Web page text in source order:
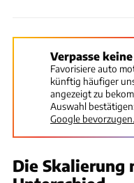
Verpasse
Favorisiere auto
künftig häufiger
angezeigt zu
Auswahl
Google bevorzugen.
Die Skalierung